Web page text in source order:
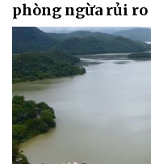
phòng ngừa rủi